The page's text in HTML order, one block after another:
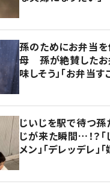
孫のためにお弁当を
母 孫が絶賛したお
味しそう」「お弁当す
じいじを駅で待つ
じが来た瞬間…！？
メン」「デレッデレ」